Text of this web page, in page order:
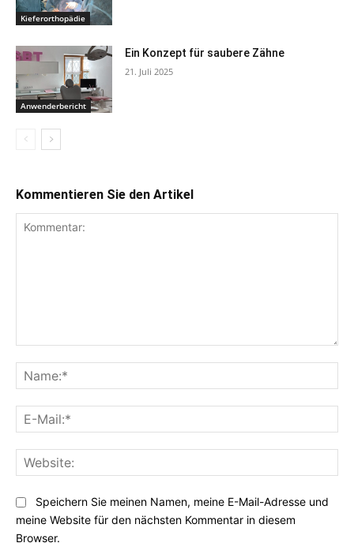
Kieferorthopädie
Anwenderbericht
Ein Konzept für saubere Zähne
21. Juli 2025
Kommentieren Sie den Artikel
Speichern Sie meinen Namen, meine E-Mail-Adresse und
meine Website für den nächsten Kommentar in diesem
Browser.